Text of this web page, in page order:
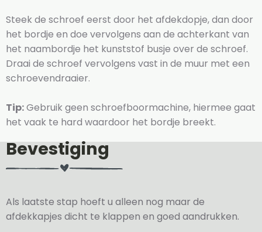
Steek de schroef eerst door het afdekdopje, dan door
het bordje en doe vervolgens aan de achterkant van
het naambordje het kunststof busje over de schroef.
Draai de schroef vervolgens vast in de muur met een
schroevendraaier.
Tip:Gebruik geen schroefboormachine, hiermee gaat
het vaak te hard waardoor het bordje breekt.
Bevestiging
Als laatste stap hoeft u alleen nog maar de
afdekkapjes dicht te klappen en goed aandrukken.